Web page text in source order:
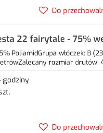
Do
22 fairytale - 75%
PoliamidGrupa włóczek: B
rozmiar drutów:
godziny
Do